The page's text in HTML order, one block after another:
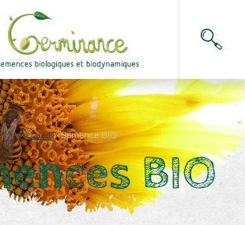
Accueil>Semence BIO
BIO